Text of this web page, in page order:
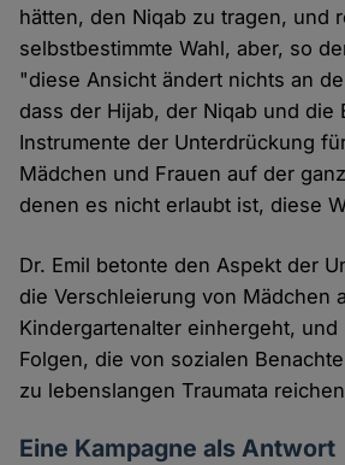
hätten, den Niqab zu tragen, und
selbstbestimmte Wahl, aber, so
"diese Ansicht ändert nichts an
dass der Hijab, der Niqab und die
Instrumente der Unterdrückung
Mädchen und Frauen auf der
denen es nicht erlaubt ist, diese
Dr. Emil betonte den Aspekt der
die Verschleierung von Mädchen
Kindergartenalter einhergeht,
Folgen, die von sozialen
zu lebenslangen Traumata
Eine Kampagne als Antwort